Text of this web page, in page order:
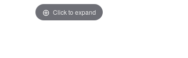
Click to expand